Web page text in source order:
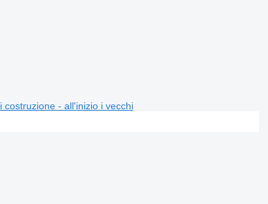
costruzione - all'inizio i vecchi